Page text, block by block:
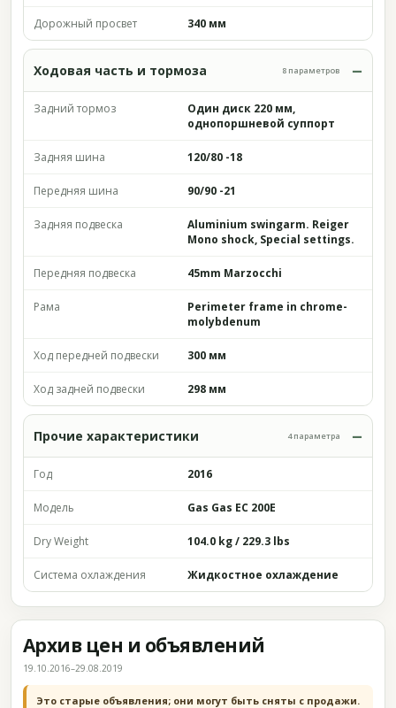
Дорожный просвет 340 мм
Ходовая часть и тормоза 8 параметров
Задний тормоз
Один диск 220 мм,
однопоршневой суппорт
Задняя шина 120/80 -18
Передняя шина 90/90 -21
Задняя подвеска
Aluminium swingarm. Reiger
Mono shock, Special settings.
Передняя подвеска 45mm Marzocchi
Рама
Perimeter frame in chrome-
molybdenum
Ход передней подвески 300 мм
Ход задней подвески 298 мм
Прочие характеристики 4 параметра
Год 2016
Модель Gas Gas EC 200E
Dry Weight 104.0 kg / 229.3 lbs
Система охлаждения Жидкостное охлаждение
Архив цен и объявлений
19.10.2016–29.08.2019
Это старые объявления; они могут быть сняты с продажи.